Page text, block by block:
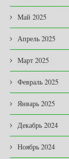
Май 2025
Апрель 2025
Март 2025
Февраль 2025
Январь 2025
Декабрь 2024
Ноябрь 2024